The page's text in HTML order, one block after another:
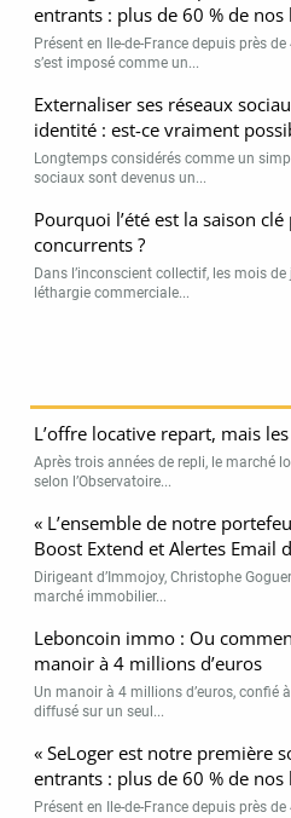
entrants : plus de 60 % de nos
Présent en Ile-de-France depuis près
s’est imposé comme un...
Externaliser ses réseaux
identité : est-ce vraiment
Longtemps considérés comme un
sociaux sont devenus un...
Pourquoi l’été est la saison
concurrents ?
Dans l’inconscient collectif, les mois
léthargie commerciale...
L’offre locative repart, mais
Après trois années de repli, le marché
selon l’Observatoire...
« L’ensemble de notre
Boost Extend et Alertes Email
Dirigeant d’Immojoy, Christophe
marché immobilier...
Leboncoin immo : Ou
manoir à 4 millions d’euros
Un manoir à 4 millions d’euros, confié
diffusé sur un seul...
« SeLoger est notre première
entrants : plus de 60 % de nos
Présent en Ile-de-France depuis près